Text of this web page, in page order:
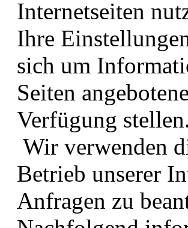
Internetseiten
Ihre
sich um
Seiten
Verfügung
Wir verwenden
Betrieb unserer
Anfragen zu